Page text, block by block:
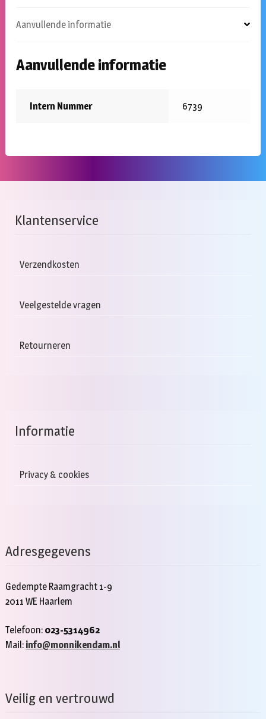
Aanvullende informatie
Aanvullende informatie
Intern Nummer 6739
Klantenservice
Verzendkosten
Veelgestelde vragen
Retourneren
Informatie
Privacy & cookies
Adresgegevens
Gedempte Raamgracht 1-9
2011 WE Haarlem
Telefoon: 023-5314962
Mail: info@monnikendam.nl
Veilig en vertrouwd